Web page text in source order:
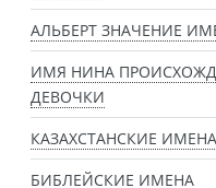
АЛЬБЕРТ ЗНАЧЕНИЕ
ИМЯ НИНА
ДЕВОЧКИ
КАЗАХСТАНСКИЕ ИМЕНА
БИБЛЕЙСКИЕ ИМЕНА